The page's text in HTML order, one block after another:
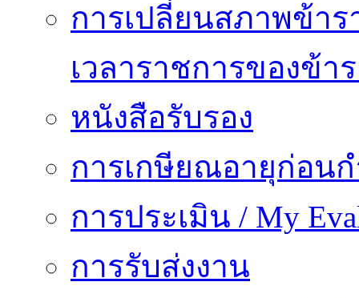
การเปลี่ยนสภาพข้า
เวลาราชการของข้า
หนังสือรับรอง
การเกษียณอายุก่อน
การประเมิน / My
การรับส่งงาน